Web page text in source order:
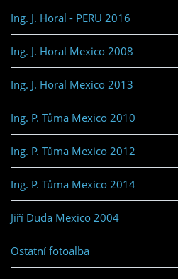
Ing. J. Horal - PERU 2016
Ing. J. Horal Mexico 2008
Ing. J. Horal Mexico 2013
Ing. P. Tůma Mexico 2010
Ing. P. Tůma Mexico 2012
Ing. P. Tůma Mexico 2014
Jiří Duda Mexico 2004
Ostatní fotoalba